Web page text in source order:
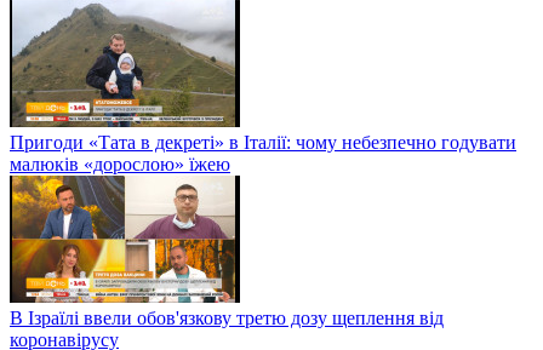
Пригоди «Тата в декреті» в Італії: чому небезпечно годувати
малюків «дорослою» їжею
В Ізраїлі ввели обов'язкову третю дозу щеплення від
коронавірусу